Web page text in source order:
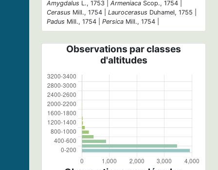
Amygdalus L., 1753 | Armeniaca Scop., 1754 |
Cerasus Mill., 1754 | Laurocerasus Duhamel, 1755 |
Padus Mill., 1754 | Persica Mill., 1754 |
Observations par classes
d'altitudes